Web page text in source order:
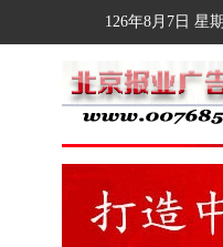
126年8月7日 星